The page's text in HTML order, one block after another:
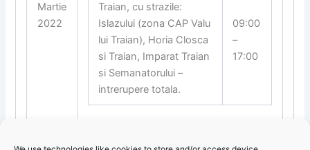
Martie
2022
Traian, cu strazile:
Islazului (zona CAP Valu
lui Traian), Horia Closca
si Traian, Imparat Traian
si Semanatorului –
intrerupere totala.
09:00
–
17:00